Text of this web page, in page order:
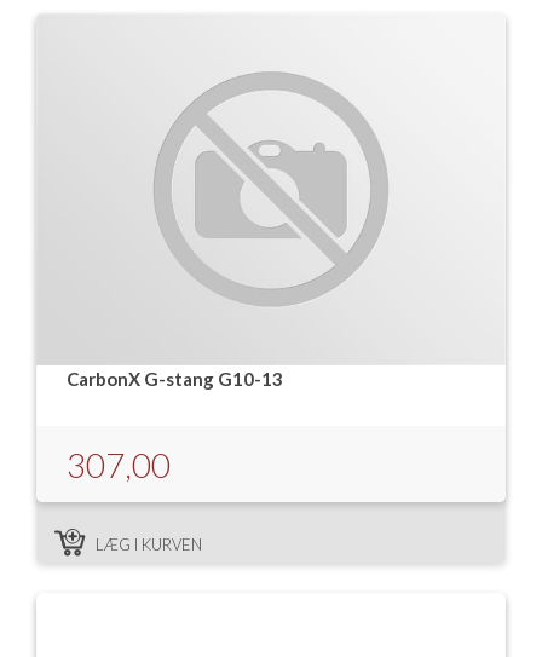
CarbonX G-stang G10-13
307,00
LÆG I KURVEN